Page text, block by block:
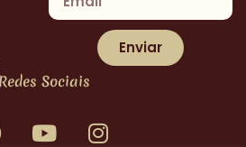
Enviar
Redes Sociais